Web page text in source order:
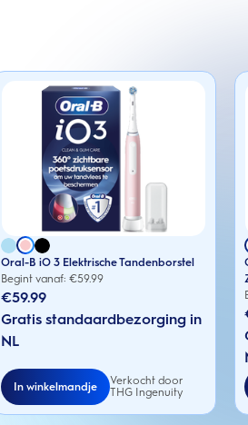
Oral-B iO 3 Elektrische Tandenborstel
Begint vanaf: €59.99
€59.99
Gratis standaardbezorging in
NL
In winkelmandje
Verkocht door
THG Ingenuity